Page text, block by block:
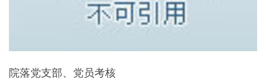
院落党支部、党员考核